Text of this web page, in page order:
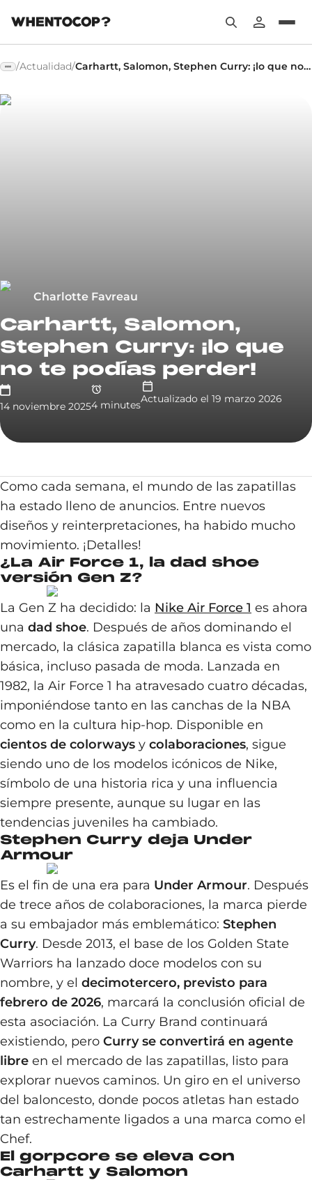
/Actualidad/ Carhartt, Salomon, Stephen Curry: ¡lo que no te podías perder!
Charlotte Favreau
Carhartt, Salomon,
Stephen Curry: ¡lo que
no te podías perder!
14 noviembre 20254 minutesActualizado el 19 marzo 2026
Como cada semana, el mundo de las zapatillas
ha estado lleno de anuncios. Entre nuevos
diseños y reinterpretaciones, ha habido mucho
movimiento. ¡Detalles!
¿La Air Force 1, la dad shoe
versión Gen Z?
La Gen Z ha decidido: la Nike Air Force 1 es ahora
una dad shoe. Después de años dominando el
mercado, la clásica zapatilla blanca es vista como
básica, incluso pasada de moda. Lanzada en
1982, la Air Force 1 ha atravesado cuatro décadas,
imponiéndose tanto en las canchas de la NBA
como en la cultura hip-hop. Disponible en
cientos de colorways y colaboraciones, sigue
siendo uno de los modelos icónicos de Nike,
símbolo de una historia rica y una influencia
siempre presente, aunque su lugar en las
tendencias juveniles ha cambiado.
Stephen Curry deja Under
Armour
Es el fin de una era para Under Armour. Después
de trece años de colaboraciones, la marca pierde
a su embajador más emblemático: Stephen
Curry. Desde 2013, el base de los Golden State
Warriors ha lanzado doce modelos con su
nombre, y el decimotercero, previsto para
febrero de 2026, marcará la conclusión oficial de
esta asociación. La Curry Brand continuará
existiendo, pero Curry se convertirá en agente
libre en el mercado de las zapatillas, listo para
explorar nuevos caminos. Un giro en el universo
del baloncesto, donde pocos atletas han estado
tan estrechamente ligados a una marca como el
Chef.
El gorpcore se eleva con
Carhartt y Salomon